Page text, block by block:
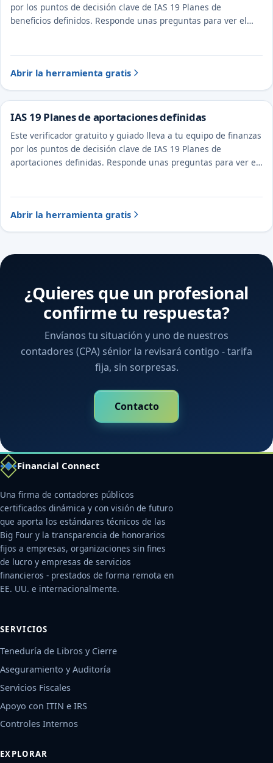
por los puntos de decisión clave de IAS 19 Planes de
beneficios definidos. Responde unas preguntas para ver el
Abrir la herramienta gratis
IAS 19 Planes de aportaciones definidas
Este verificador gratuito y guiado lleva a tu equipo de finanzas
por los puntos de decisión clave de IAS 19 Planes de
aportaciones definidas. Responde unas preguntas para ver el
Abrir la herramienta gratis
¿Quieres que un profesional
confirme tu respuesta?
Envíanos tu situación y uno de nuestros
contadores (CPA) sénior la revisará contigo - tarifa
fija, sin sorpresas.
Contacto
Financial Connect
Una firma de contadores públicos
certificados dinámica y con visión de futuro
que aporta los estándares técnicos de las
Big Four y la transparencia de honorarios
fijos a empresas, organizaciones sin fines
de lucro y empresas de servicios
financieros - prestados de forma remota en
EE. UU. e internacionalmente.
SERVICIOS
Teneduría de Libros y Cierre
Aseguramiento y Auditoría
Servicios Fiscales
Apoyo con ITIN e IRS
Controles Internos
EXPLORAR